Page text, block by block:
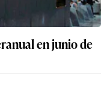
en junio de